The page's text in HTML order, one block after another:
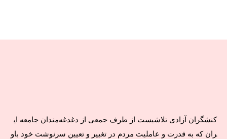
کنشگران آزادی تلاشیست از طرف جمعی از دغدغه‌مندان جامعه ای
ران که به قدرت و عاملیت مردم در تغییر و تعیین سرنوشت خود باو